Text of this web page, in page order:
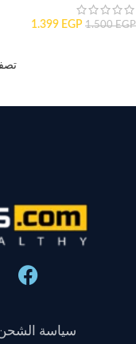
1.500EGP
1.399 EGP
سياسة الشحن